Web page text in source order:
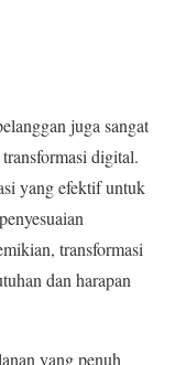
juga sangat
digital.
yang efektif untuk
transformasi
dan harapan
yang penuh